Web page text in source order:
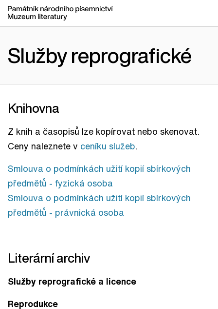
Služby reprografické
Knihovna
Z knih a časopisů lze kopírovat nebo skenovat.
Ceny naleznete v ceníku služeb
Smlouva o podmínkách užití kopií sbírkových
předmětů - fyzická osoba
Smlouva o podmínkách užití kopií sbírkových
předmětů - právnická osoba
Literární archiv
Služby reprografické a licence
Reprodukce